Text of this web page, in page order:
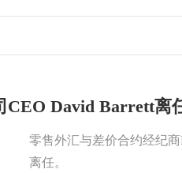
CEO David Barrett离
零售外汇与差价合约经纪
离任。